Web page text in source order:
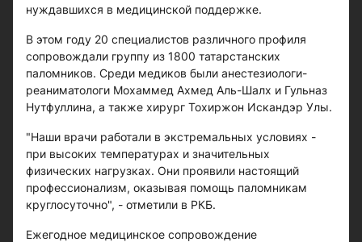
нуждавшихся в медицинской поддержке.
В этом году 20 специалистов различного профиля
сопровождали группу из 1800 татарстанских
паломников. Среди медиков были анестезиологи-
реаниматологи Мохаммед Ахмед Аль-Шалх и Гульназ
Нутфуллина, а также хирург Тохиржон Искандэр Улы.
"Наши врачи работали в экстремальных условиях -
при высоких температурах и значительных
физических нагрузках. Они проявили настоящий
профессионализм, оказывая помощь паломникам
круглосуточно", - отметили в РКБ.
Ежегодное медицинское сопровождение